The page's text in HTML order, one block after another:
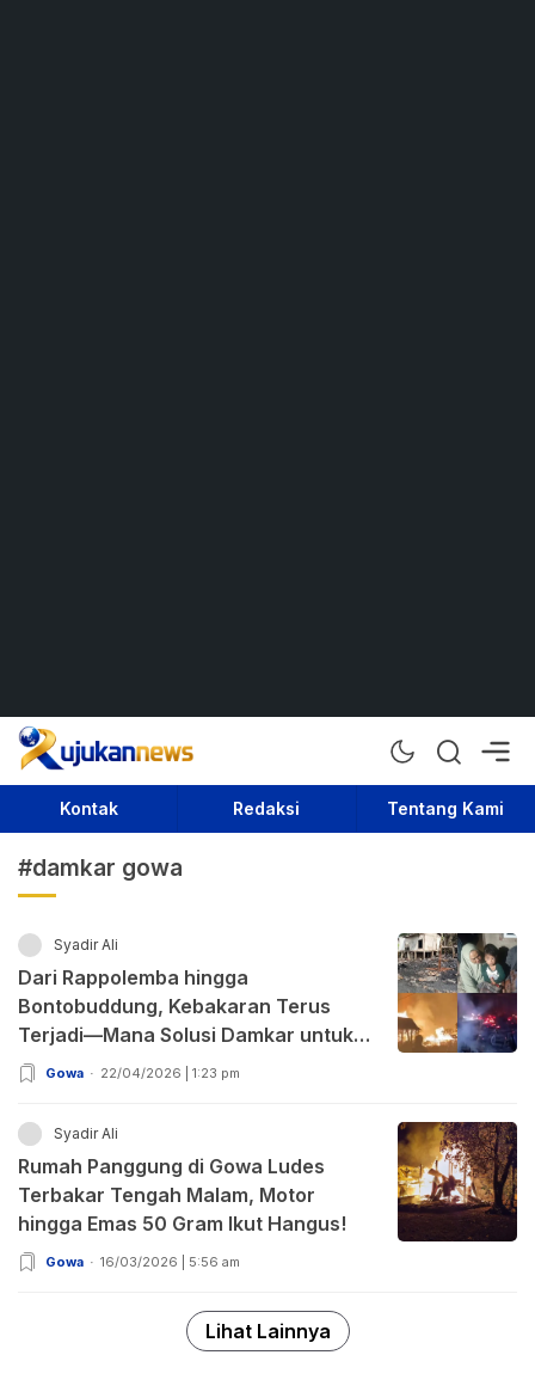
Rujukan News
Satu Rujukan Sejuta Informasi
Kontak Redaksi Tentang Kami
#damkar gowa
Syadir Ali
Dari Rappolemba hingga
Bontobuddung, Kebakaran Terus
Terjadi—Mana Solusi Damkar untuk
Dataran Tinggi?
Gowa 22/04/2026 | 1:23 pm
Syadir Ali
Rumah Panggung di Gowa Ludes
Terbakar Tengah Malam, Motor
hingga Emas 50 Gram Ikut Hangus!
Gowa 16/03/2026 | 5:56 am
Lihat Lainnya